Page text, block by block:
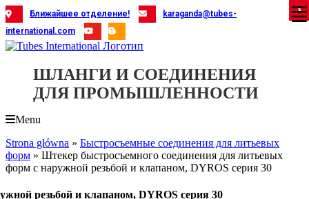
Skip
to
content
Ближайшее отделение!
karaganda@tubes-
international.com
ШЛАНГИ И СОЕДИНЕНИЯ
ДЛЯ ПРОМЫШЛЕННОСТИ
Menu
Strona główna » Быстросъемные соединения для литьевых
форм » Штекер быстросъемного соединения для литьевых
форм с наружной резьбой и клапаном, DYROS серия 30
резьбой и клапаном, DYROS серия 30
X
X
X
X
X
X
X
X
X
X
X
X
X
X
X
X
X
X
X